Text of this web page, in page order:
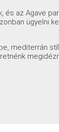
és az Agave
ügyelni
mediterrán